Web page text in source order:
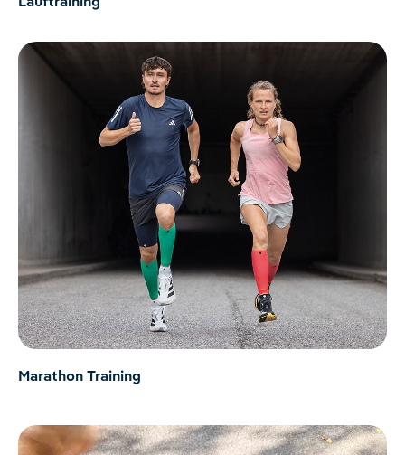
Marathon Training